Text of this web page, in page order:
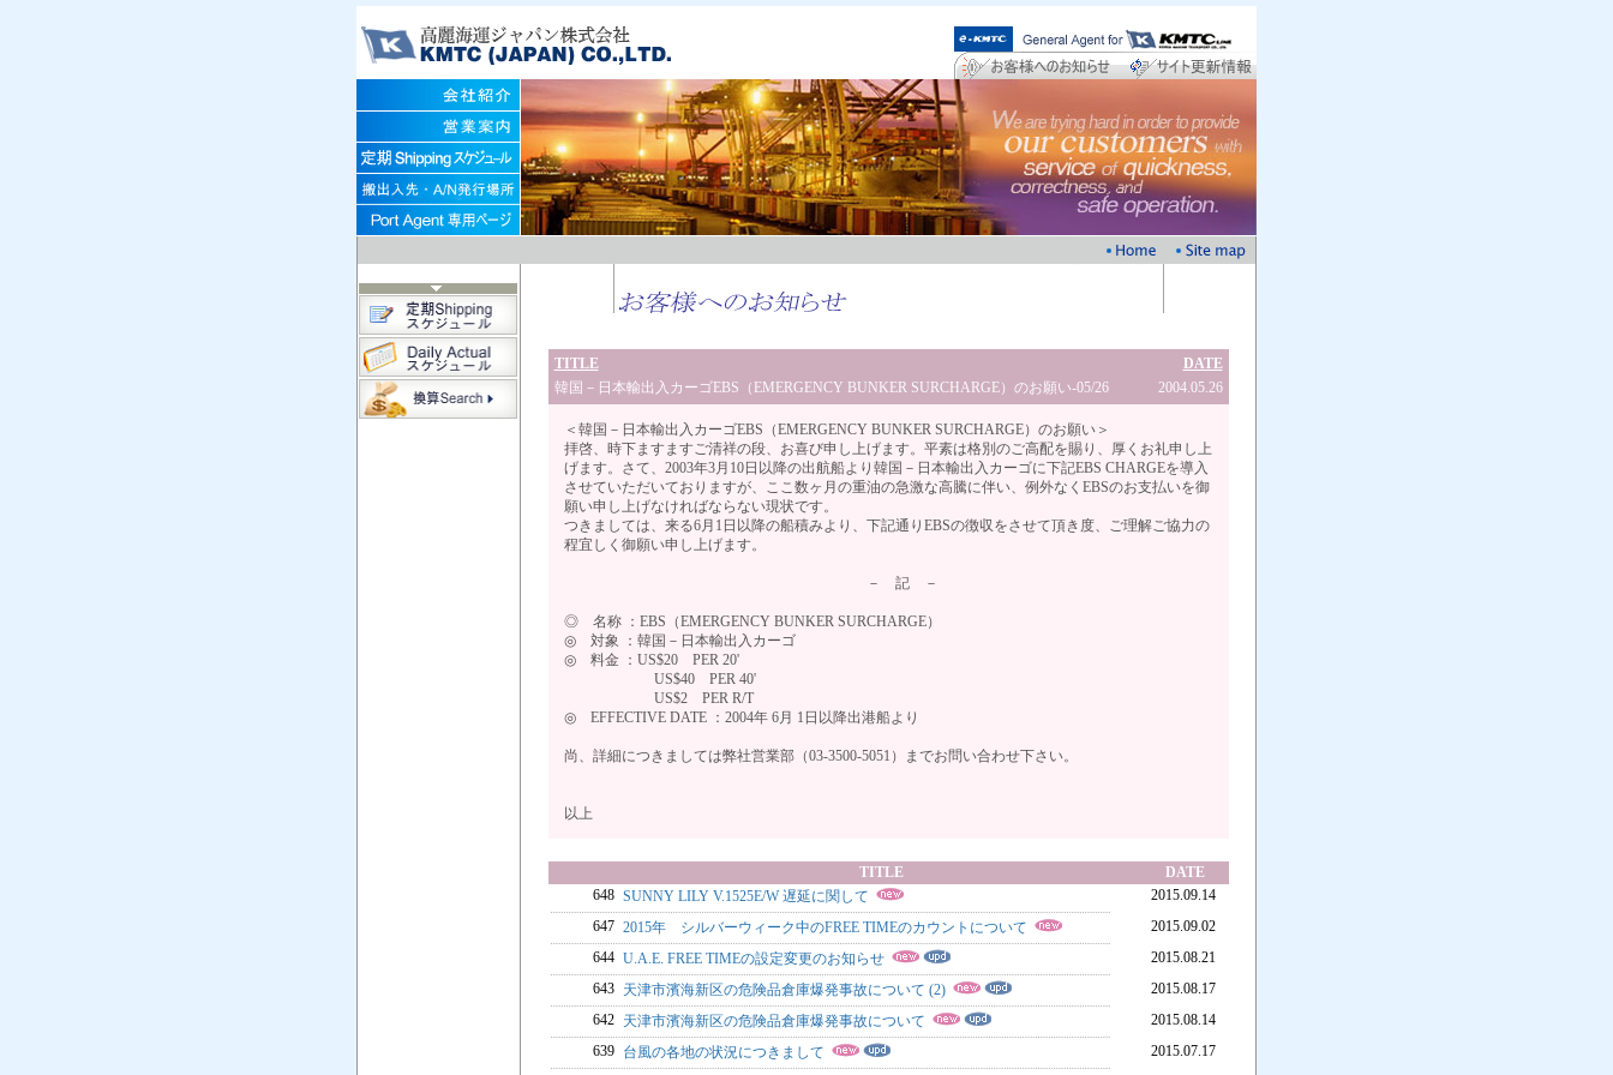
TITLE
DATE
韓国－日本輸出入カーゴEBS（EMERGENCY BUNKER SURCHARGE）のお願い-05/26
2004.05.26
＜韓国－日本輸出入カーゴEBS（EMERGENCY BUNKER SURCHARGE）のお願い＞
拝啓、時下ますますご清祥の段、お喜び申し上げます。平素は格別のご高配を賜り、厚くお礼申し上
げます。さて、2003年3月10日以降の出航船より韓国－日本輸出入カーゴに下記EBS CHARGEを導入
させていただいておりますが、ここ数ヶ月の重油の急激な高騰に伴い、例外なくEBSのお支払いを御
願い申し上げなければならない現状です。
つきましては、来る6月1日以降の船積みより、下記通りEBSの徴収をさせて頂き度、ご理解ご協力の
程宜しく御願い申し上げます。
－ 記 －
◎ 名称 ：EBS（EMERGENCY BUNKER SURCHARGE）
◎ 対象 ：韓国－日本輸出入カーゴ
◎ 料金 ：US$20 PER 20'
US$40 PER 40'
US$2 PER R/T
◎ EFFECTIVE DATE ：2004年 6月 1日以降出港船より
尚、詳細につきましては弊社営業部（03-3500-5051）までお問い合わせ下さい。
以上
TITLE
DATE
648 SUNNY LILY V.1525E/W 遅延に関して
2015.09.14
647 2015年 シルバーウィーク中のFREE TIMEのカウントについて
2015.09.02
644 U.A.E. FREE TIMEの設定変更のお知らせ
2015.08.21
643
天津市濱海新区の危険品倉庫爆発事故について (2)
2015.08.17
642
天津市濱海新区の危険品倉庫爆発事故について
2015.08.14
639
台風の各地の状況につきまして
2015.07.17